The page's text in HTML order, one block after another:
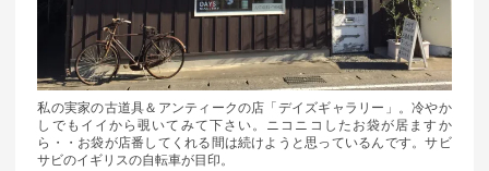
私の実家の古道具＆アンティークの店「デイズギャラリー」。冷やか
しでもイイから覗いてみて下さい。ニコニコしたお袋が居ますか
ら・・お袋が店番してくれる間は続けようと思っているんです。サビ
サビのイギリスの自転車が目印。